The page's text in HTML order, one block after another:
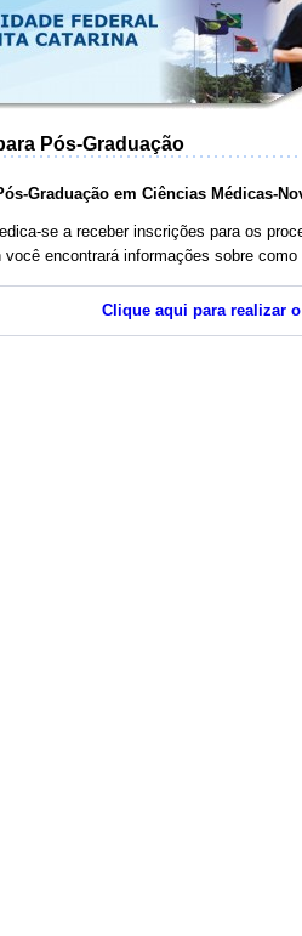
Pós-Graduação
Graduação em Ciências Médicas-
se a receber inscrições para os
você encontrará informações sobre
Clique aqui para realizar